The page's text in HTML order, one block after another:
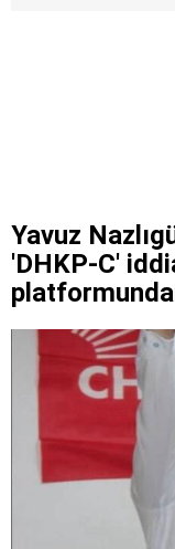
Yavuz
'DHKP-C'